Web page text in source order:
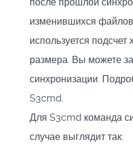
изменившихся
используется
размера. Вы можете
синхронизации.
S3cmd.
Для S3cmd команда
случае выглядит так: